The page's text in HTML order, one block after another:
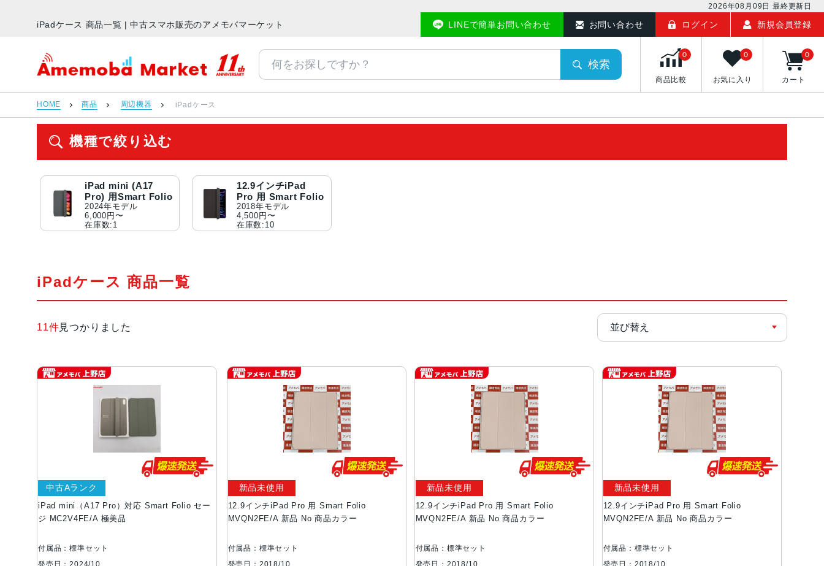
2026年08月09日 最終更新日
iPadケース 商品一覧 | 中古スマホ販売のアメモバマーケット LINEで簡単お問い合わせ お問い合わせ ログイン 新規会員登録
アメモバマーケット
検索
商品比較
0
お気に入り
0
カート
0
HOME 商品 周辺機器 iPadケース
機種で絞り込む
iPad mini (A17
Pro) 用Smart Folio
2024年モデル
6,000円〜
在庫数:1
12.9インチiPad
Pro 用 Smart Folio
2018年モデル
4,500円〜
在庫数:10
iPadケース 商品一覧
11件見つかりました
iPad mini（A17 Pro）対応 Smart Folio セー
ジ MC2V4FE/A 極美品
中古Aランク
付属品：標準セット
発売日：2024/10
12.9インチiPad Pro 用 Smart Folio
MVQN2FE/A 新品 No 商品カラー
新品未使用
付属品：標準セット
発売日：2018/10
12.9インチiPad Pro 用 Smart Folio
MVQN2FE/A 新品 No 商品カラー
新品未使用
付属品：標準セット
発売日：2018/10
12.9インチiPad Pro 用 Smart Folio
MVQN2FE/A 新品 No 商品カラー
新品未使用
付属品：標準セット
発売日：2018/10